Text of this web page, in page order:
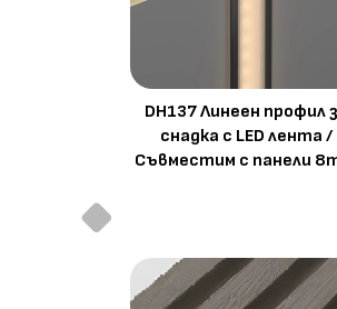
DH137 Линеен профил
снадка с LED лента /
Съвместим с панели